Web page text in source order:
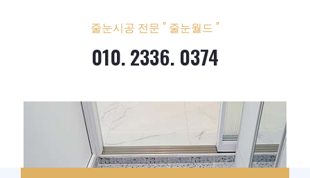
줄눈시공 전문 " 줄눈월드 "
010. 2336. 0374